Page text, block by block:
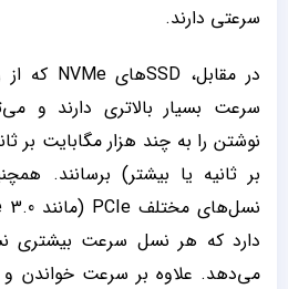
سرعتی دارند.
سرعت بسیار بالاتری دارند و
دارد که هر نسل سرعت بیشتری
می‌دهد. علاوه بر سرعت خواندن